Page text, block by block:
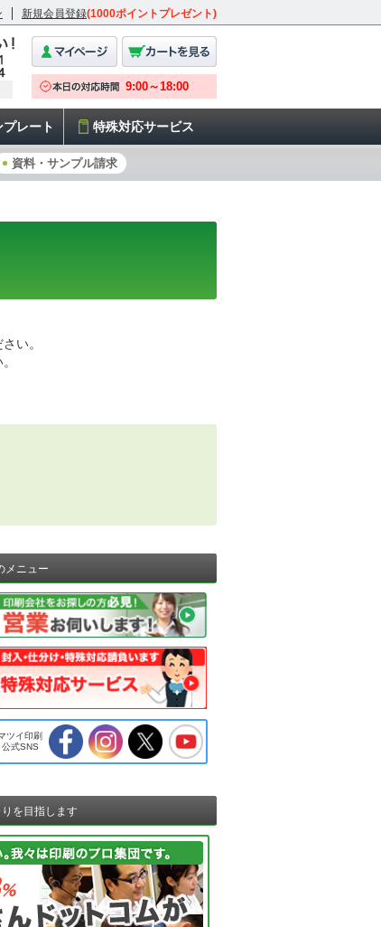
新規会員登録(1000ポイントプレゼント)
プレート 特殊対応サービス
資料・サンプル請求
い。
メニュー
ツイ印刷
公式SNS
を目指します